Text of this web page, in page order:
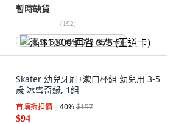
暫時缺貨
(192)
满 $1,500 再省 $75 (王道卡)
Skater 幼兒牙刷+漱口杯組 幼兒用 3-5
歲 冰雪奇緣, 1組
首購折扣價 40%$157
$94